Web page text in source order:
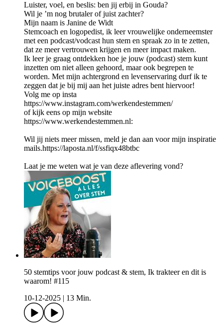
Luister, voel, en beslis: ben jij erbij in Gouda?
Wil je ’m nog brutaler of juist zachter?
Mijn naam is Janine de Widt
Stemcoach en logopedist, ik leer vrouwelijke onderneemster
met een podcast/vodcast hun stem en spraak zo in te zetten,
dat ze meer vertrouwen krijgen en meer impact maken.
Ik leer je graag ontdekken hoe je jouw (podcast) stem kunt
inzetten om niet alleen gehoord, maar ook begrepen te
worden. Met mijn achtergrond en levenservaring durf ik te
zeggen dat je bij mij aan het juiste adres bent hiervoor!
Volg me op insta
https://www.instagram.com/werkendestemmen/
of kijk eens op mijn website
https://www.werkendestemmen.nl:
Wil jij niets meer missen, meld je dan aan voor mijn inspiratie
mails.https://laposta.nl/f/ssfiqx48btbc
Laat je me weten wat je van deze aflevering vond?
50 stemtips voor jouw podcast & stem, Ik trakteer en dit is
waarom! #115
10-12-2025
13 Min.